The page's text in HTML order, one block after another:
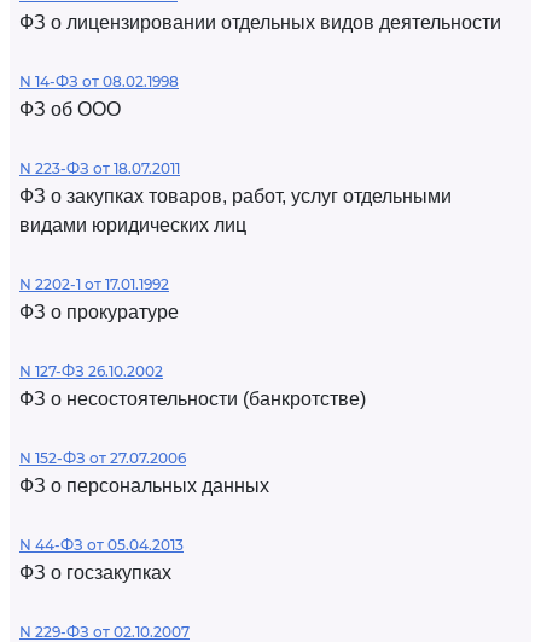
ФЗ о лицензировании отдельных видов деятельности
N 14-ФЗ от 08.02.1998
ФЗ об ООО
N 223-ФЗ от 18.07.2011
ФЗ о закупках товаров, работ, услуг отдельными
видами юридических лиц
N 2202-1 от 17.01.1992
ФЗ о прокуратуре
N 127-ФЗ 26.10.2002
ФЗ о несостоятельности (банкротстве)
N 152-ФЗ от 27.07.2006
ФЗ о персональных данных
N 44-ФЗ от 05.04.2013
ФЗ о госзакупках
N 229-ФЗ от 02.10.2007